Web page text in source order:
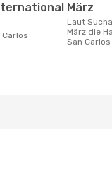
März
Laut Suchanfragen unserer Kunden ist
März die
San Carlos